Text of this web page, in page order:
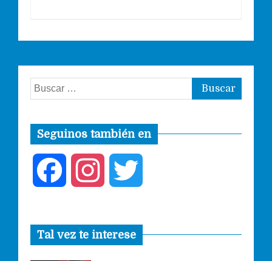
Buscar:
Seguinos también en
c s i
Tal vez te interese